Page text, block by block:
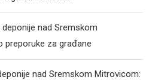
deponije nad Sremskom
preporuke za građane
nad Sremskom Mitrovicom: